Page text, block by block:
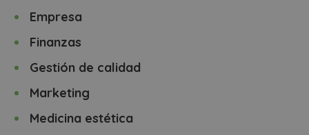
Empresa
Finanzas
Gestión de calidad
Marketing
Medicina estética